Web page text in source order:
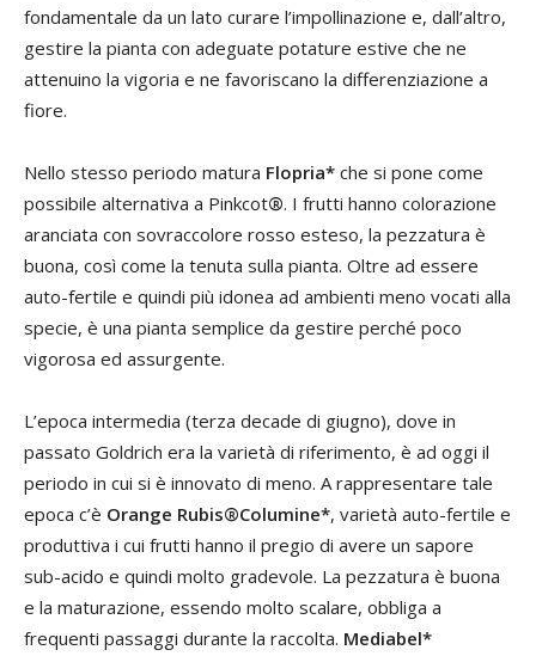
fondamentale da un lato curare l’impollinazione e, dall’altro,
gestire la pianta con adeguate potature estive che ne
attenuino la vigoria e ne favoriscano la differenziazione a
fiore.
Nello stesso periodo matura Flopria* che si pone come
possibile alternativa a Pinkcot®. I frutti hanno colorazione
aranciata con sovraccolore rosso esteso, la pezzatura è
buona, così come la tenuta sulla pianta. Oltre ad essere
auto-fertile e quindi più idonea ad ambienti meno vocati alla
specie, è una pianta semplice da gestire perché poco
vigorosa ed assurgente.
L’epoca intermedia (terza decade di giugno), dove in
passato Goldrich era la varietà di riferimento, è ad oggi il
periodo in cui si è innovato di meno. A rappresentare tale
epoca c’è Orange Rubis®Columine*, varietà auto-fertile e
produttiva i cui frutti hanno il pregio di avere un sapore
sub-acido e quindi molto gradevole. La pezzatura è buona
e la maturazione, essendo molto scalare, obbliga a
frequenti passaggi durante la raccolta. Mediabel*